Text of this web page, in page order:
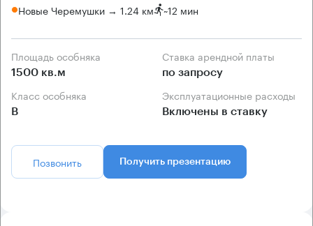
Новые Черемушки → 1.24 км ~12 мин
Площадь особняка
1500 кв.м
Ставка арендной платы
по запросу
Класс особняка
B
Эксплуатационные расходы
Включены в ставку
Позвонить Получить презентацию